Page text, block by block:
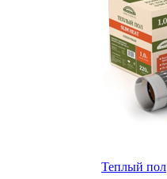
Теплый пол